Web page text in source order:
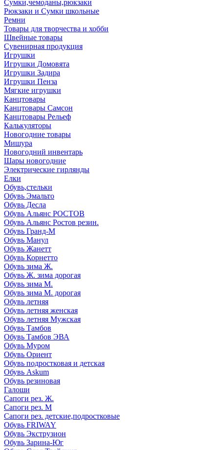
Сумки,чемоданы,рюкзаки
Рюкзаки и Сумки школьные
Ремни
Товары для творчества и хобби
Швейные товары
Сувенирная продукция
Игрушки
Игрушки Домовята
Игрушки Задира
Игрушки Пенза
Мягкие игрушки
Канцтовары
Канцтовары Самсон
Канцтовары Рельеф
Калькуляторы
Новогодние товары
Мишура
Новогодний инвентарь
Шары новогодние
Электрические гирлянды
Елки
Обувь,стельки
Обувь Эмальто
Обувь Десла
Обувь Альянс РОСТОВ
Обувь Альянс Ростов резин.
Обувь Гранд-М
Обувь Манул
Обувь Жанетт
Обувь Корнетто
Обувь зима Ж.
Обувь Ж. зима дорогая
Обувь зима М.
Обувь зима М. дорогая
Обувь летняя
Обувь летняя женская
Обувь летняя Мужская
Обувь Тамбов
Обувь Тамбов ЭВА
Обувь Муром
Обувь Ориент
Обувь подростковая и детская
Обувь Askum
Обувь резиновая
Галоши
Сапоги рез. Ж.
Сапоги рез. М
Сапоги рез. детские,подростковые
Обувь FRIWAY
Обувь Экструзион
Обувь Зарина-Юг